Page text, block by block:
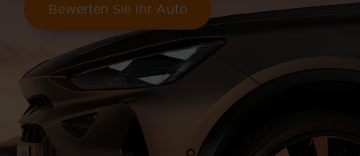
Bewerten Sie Ihr Auto